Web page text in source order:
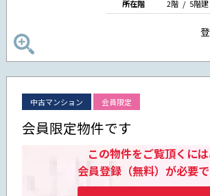
所在階 2階 / 5階建
中古マンション 会員限定
会員限定物件です
この物件をご覧頂くには
会員登録（無料）が必要で